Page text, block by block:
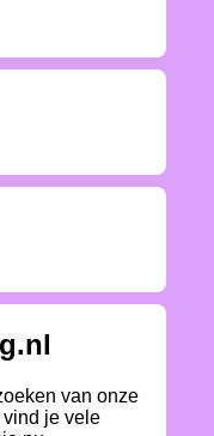
van onze
je vele